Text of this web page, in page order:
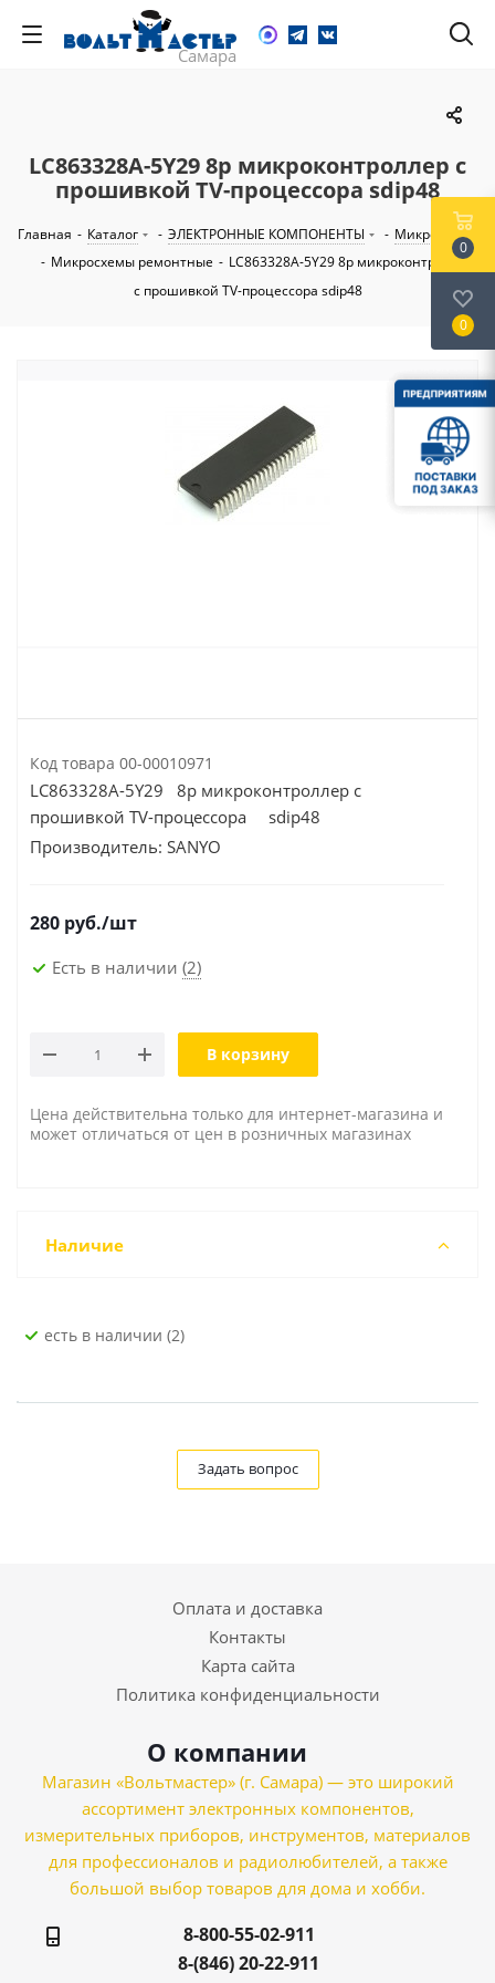
LC863328A-5Y29 8р микроконтроллер с
прошивкой TV-процессора sdip48
Главная - Каталог - ЭЛЕКТРОННЫЕ КОМПОНЕНТЫ - Микросхемы
- Микросхемы ремонтные - LC863328A-5Y29 8р микроконтроллер
с прошивкой TV-процессора sdip48
Код товара 00-00010971
LC863328A-5Y29 8р микроконтроллер с
прошивкой TV-процессора sdip48
Производитель: SANYO
280 руб./шт
Есть в наличии (2)
В корзину
Цена действительна только для интернет-магазина и
может отличаться от цен в розничных магазинах
Наличие
Есть в наличии (2)
Задать вопрос
Оплата и доставка
Контакты
Карта сайта
Политика конфиденциальности
О компании
Магазин «Вольтмастер» (г. Самара) — это широкий
ассортимент электронных компонентов,
измерительных приборов, инструментов, материалов
для профессионалов и радиолюбителей, а также
большой выбор товаров для дома и хобби.
8-800-55-02-911
8-(846) 20-22-911
0
0